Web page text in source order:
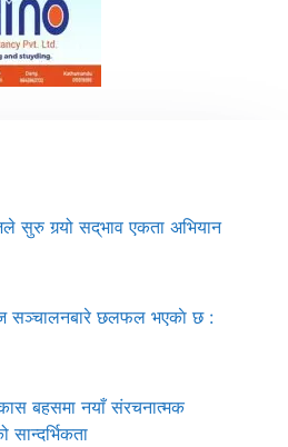
सुरु गर्‍यो सद्‌भाव एकता अभियान
सञ्चालनबारे छलफल भएकाे छ :
बहसमा नयाँ संरचनात्मक
सान्दर्भिकता